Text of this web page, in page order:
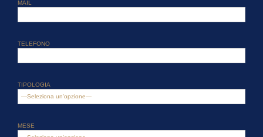
MAIL
TELEFONO
TIPOLOGIA
MESE